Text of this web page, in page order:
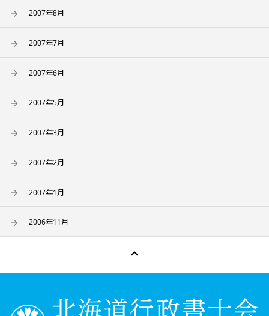
2007年8月
2007年7月
2007年6月
2007年5月
2007年3月
2007年2月
2007年1月
2006年11月
